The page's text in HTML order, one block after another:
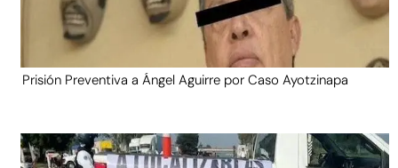
Prisión Preventiva a Ángel Aguirre por Caso Ayotzinapa